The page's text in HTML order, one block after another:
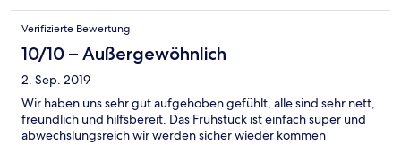
Verifizierte Bewertung
10/10 – Außergewöhnlich
2. Sep. 2019
Wir haben uns sehr gut aufgehoben gefühlt, alle sind sehr nett,
freundlich und hilfsbereit. Das Frühstück ist einfach super und
abwechslungsreich wir werden sicher wieder kommen